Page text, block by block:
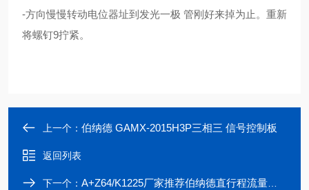
-方向慢慢转动电位器址到发光一极 管刚好来掉为止。重新
将螺钉9拧紧。
上一个： 伯纳德 GAMX-2015H3P三相三 信号控制板
返回列表
下一个： A+Z64/K1225厂家推荐伯纳德直行程流量阀电动执行机构